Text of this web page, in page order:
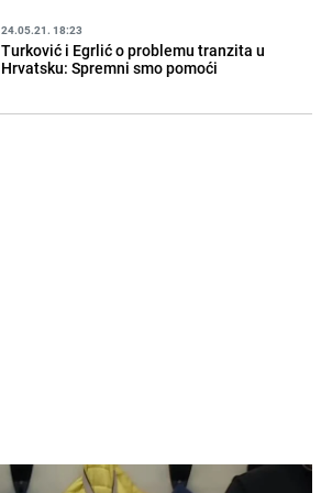
24.05.21. 18:23
Turković i Egrlić o problemu tranzita u
Hrvatsku: Spremni smo pomoći